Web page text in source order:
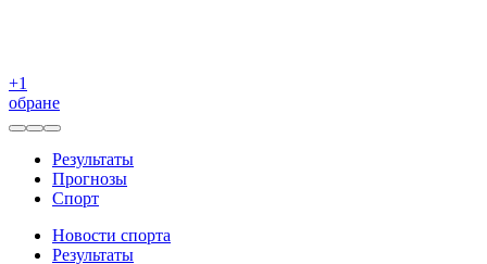
+1
обране
Результаты
Прогнозы
Спорт
Новости спорта
Результаты